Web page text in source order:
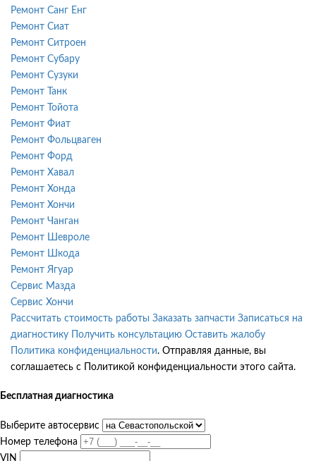
Ремонт Санг Енг
Ремонт Сиат
Ремонт Ситроен
Ремонт Субару
Ремонт Сузуки
Ремонт Танк
Ремонт Тойота
Ремонт Фиат
Ремонт Фольцваген
Ремонт Форд
Ремонт Хавал
Ремонт Хонда
Ремонт Хончи
Ремонт Чанган
Ремонт Шевроле
Ремонт Шкода
Ремонт Ягуар
Сервис Мазда
Сервис Хончи
Рассчитать стоимость работы Заказать запчасти Записаться на
диагностику
Получить консультацию Оставить жалобу
Политика конфиденциальности. Отправляя данные, вы
соглашаетесь с Политикой конфиденциальности этого сайта.
Бесплатная диагностика
Выберите автосервис
Номер телефона
VIN